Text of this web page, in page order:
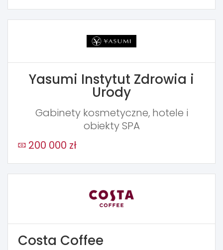
Yasumi Instytut Zdrowia i
Urody
Gabinety kosmetyczne, hotele i
obiekty SPA
200 000 zł
Costa Coffee